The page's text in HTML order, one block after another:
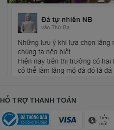
HỖ TRỢ THANH TOÁN